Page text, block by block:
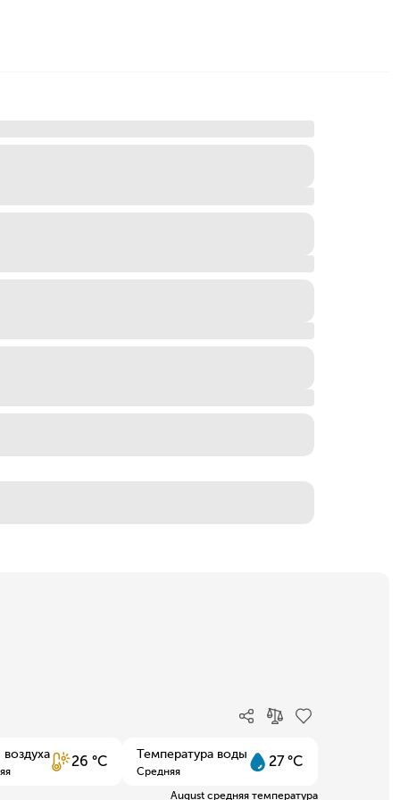
26 °C Температура воды
Средняя
27 °C
August средняя температура